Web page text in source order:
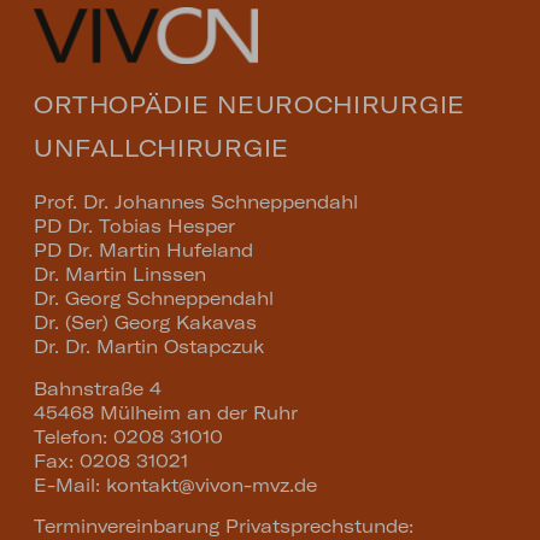
ORTHOPÄDIE NEUROCHIRURGIE
UNFALLCHIRURGIE
Prof. Dr. Johannes Schneppendahl
PD Dr. Tobias Hesper
PD Dr. Martin Hufeland
Dr. Martin Linssen
Dr. Georg Schneppendahl
Dr. (Ser) Georg Kakavas
Dr. Dr. Martin Ostapczuk
Bahnstraße 4
45468 Mülheim an der Ruhr
Telefon: 0208 31010
Fax: 0208 31021
E-Mail: kontakt@vivon-mvz.de
Terminvereinbarung Privatsprechstunde: